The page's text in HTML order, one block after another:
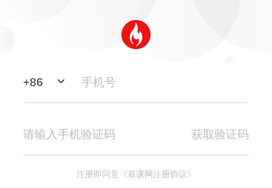
+86
获取验证码
注册即同意《慕课网注册协议》